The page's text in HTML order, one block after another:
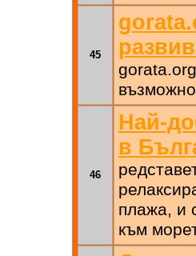
45
46
Най-
в
плажа, и
към